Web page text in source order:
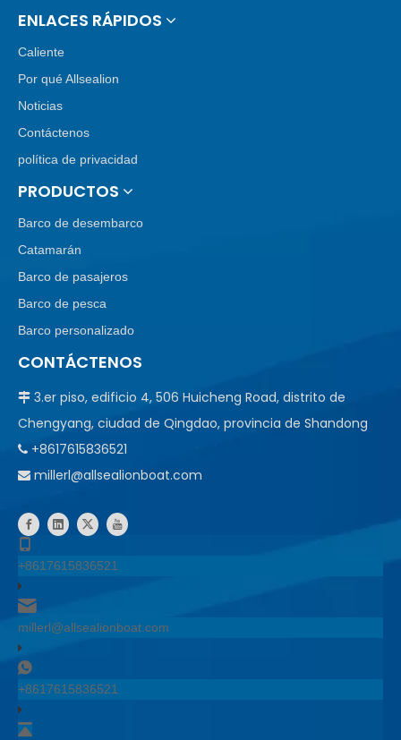
ENLACES RÁPIDOS
Caliente
Por qué Allsealion
Noticias
Contáctenos
política de privacidad
PRODUCTOS
Barco de desembarco
Catamarán
Barco de pasajeros
Barco de pesca
Barco personalizado
CONTÁCTENOS
 3.er piso, edificio 4, 506 Huicheng Road, distrito de
Chengyang, ciudad de Qingdao, provincia de Shandong
 +8617615836521
 millerl@allsealionboat.com
+8617615836521
millerl@allsealionboat.com
+8617615836521